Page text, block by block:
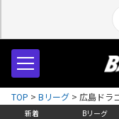
新着 Bリーグ
TOP > Bリーグ > 広島ドラ
からハードに戦えるビッグ